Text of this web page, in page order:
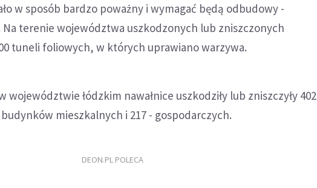
w sposób bardzo poważny i wymagać będą odbudowy -
Na terenie województwa uszkodzonych lub zniszczonych
tuneli foliowych, w których uprawiano warzywa.
województwie łódzkim nawałnice uszkodziły lub zniszczyły 402
mieszkalnych i 217 - gospodarczych.
DEON.PL POLECA